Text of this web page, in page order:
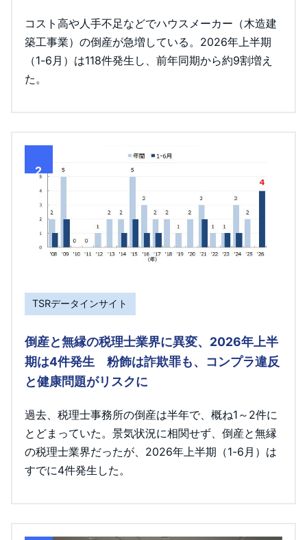
コスト高や人手不足などでハウスメーカー（木造建
築工事業）の倒産が急増している。2026年上半期
（1-6月）は118件発生し、前年同期から約9割増え
た。
2
TSRデータインサイト
倒産と無縁の税理士業界に異変、2026年上半
期は4件発生 粉飾は詐欺罪も、コンプラ違反
と健康問題がリスクに
過去、税理士事務所の倒産は半年で、概ね1～2件に
とどまっていた。景気状況に相関せず、倒産と無縁
の税理士業界だったが、2026年上半期（1-6月）は
すでに4件発生した。